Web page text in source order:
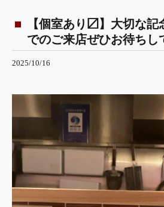
【個室あり〼】大切な
でのご来店ぜひお待ちし
2025/10/16